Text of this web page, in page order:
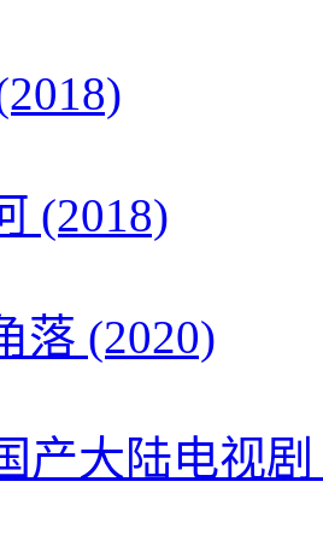
(2018)
落 (2020)
产大陆电视